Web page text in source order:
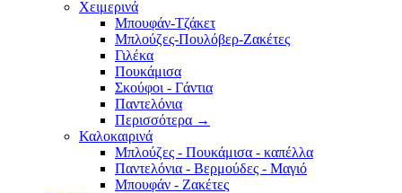
Χειμερινά
Μπουφάν-Τζάκετ
Μπλούζες-Πουλόβερ-Ζακέτες
Γιλέκα
Πουκάμισα
Σκούφοι - Γάντια
Παντελόνια
Περισσότερα →
Καλοκαιρινά
Μπλούζες - Πουκάμισα - καπέλλα
Παντελόνια - Βερμούδες - Μαγιό
Μπουφάν - Ζακέτες